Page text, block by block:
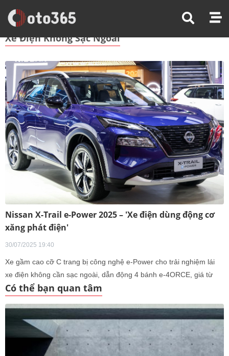
Trang Chủ Xe Điện Không Sạc Ngoài
Xe Điện Không Sạc Ngoài
Nissan X-Trail e-Power 2025 – 'Xe điện dùng động cơ
xăng phát điện'
30/07/2025 19:40
Xe gầm cao cỡ C trang bị công nghệ e-Power cho trải nghiệm lái
xe điện không cần sạc ngoài, dẫn động 4 bánh e-4ORCE, giá từ
48.600 USD.
Có thể bạn quan tâm